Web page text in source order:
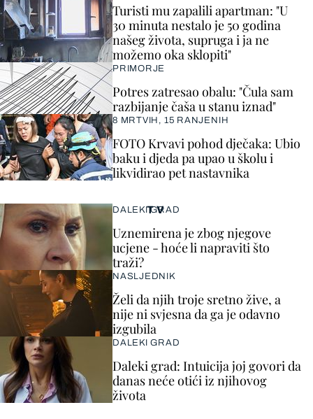
Turisti mu zapalili apartman: "U
30 minuta nestalo je 50 godina
našeg života, supruga i ja ne
možemo oka sklopiti"
PRIMORJE
Potres zatresao obalu: "Čula sam
razbijanje čaša u stanu iznad"
8 MRTVIH, 15 RANJENIH
FOTO Krvavi pohod dječaka: Ubio
baku i djeda pa upao u školu i
likvidirao pet nastavnika
TV
DALEKI GRAD
Uznemirena je zbog njegove
ucjene - hoće li napraviti što
traži?
NASLJEDNIK
Želi da njih troje sretno žive, a
nije ni svjesna da ga je odavno
izgubila
DALEKI GRAD
Daleki grad: Intuicija joj govori da
danas neće otići iz njihovog
života